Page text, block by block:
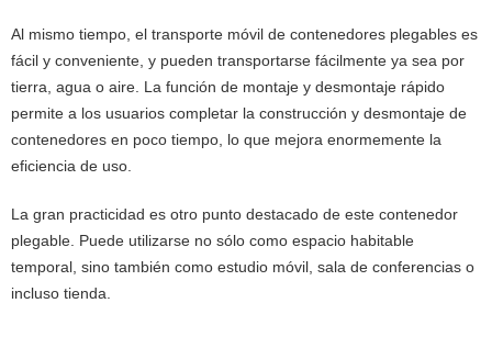
Al mismo tiempo, el transporte móvil de contenedores plegables es
fácil y conveniente, y pueden transportarse fácilmente ya sea por
tierra, agua o aire. La función de montaje y desmontaje rápido
permite a los usuarios completar la construcción y desmontaje de
contenedores en poco tiempo, lo que mejora enormemente la
eficiencia de uso.
La gran practicidad es otro punto destacado de este contenedor
plegable. Puede utilizarse no sólo como espacio habitable
temporal, sino también como estudio móvil, sala de conferencias o
incluso tienda.